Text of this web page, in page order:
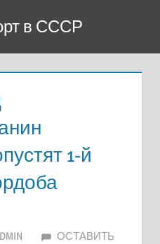
в СССР
1-й
ОСТАВИТЬ